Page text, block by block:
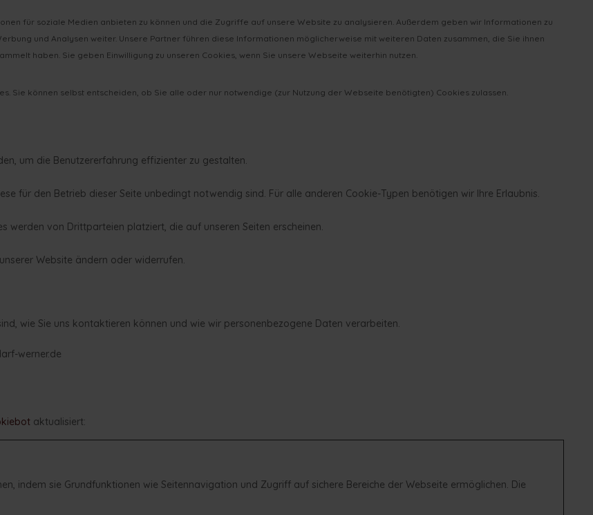
für soziale Medien anbieten zu können und die Zugriffe auf unsere Website zu analysieren. Außerdem geben wir Informationen zu
und Analysen weiter. Unsere Partner führen diese Informationen möglicherweise mit weiteren Daten zusammen, die Sie ihnen
haben. Sie geben Einwilligung zu unseren Cookies, wenn Sie unsere Webseite weiterhin nutzen.
Sie können selbst entscheiden, ob Sie alle oder nur notwendige (zur Nutzung der Webseite benötigten) Cookies zulassen.
um die Benutzererfahrung effizienter zu gestalten.
für den Betrieb dieser Seite unbedingt notwendig sind. Für alle anderen Cookie-Typen benötigen wir Ihre Erlaubnis.
werden von Drittparteien platziert, die auf unseren Seiten erscheinen.
Website ändern oder widerrufen.
wie Sie uns kontaktieren können und wie wir personenbezogene Daten verarbeiten.
werner.de
aktualisiert:
indem sie Grundfunktionen wie Seitennavigation und Zugriff auf sichere Bereiche der Webseite ermöglichen. Die